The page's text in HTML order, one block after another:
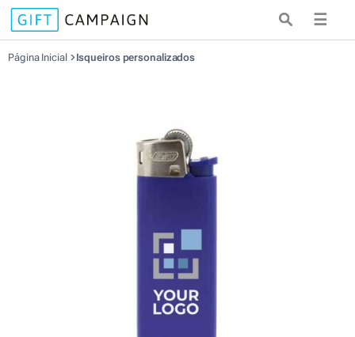
☰
Página Inicial Isqueiros personalizados